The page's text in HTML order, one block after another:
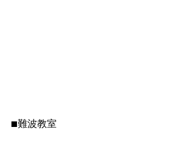
■難波教室